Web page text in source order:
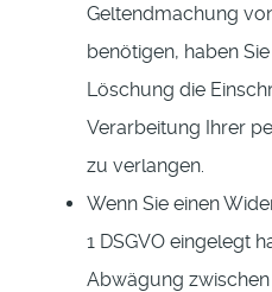
Geltendmachung
benötigen, haben
Löschung die
Verarbeitung Ihrer
zu verlangen.
Wenn Sie einen
1 DSGVO eingelegt
Abwägung